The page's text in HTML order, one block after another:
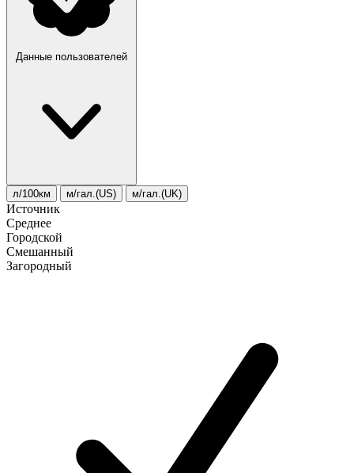
Данные пользователей
л/100км м/гал.(US) м/гал.(UK)
Источник
Среднее
Городской
Смешанный
Загородный